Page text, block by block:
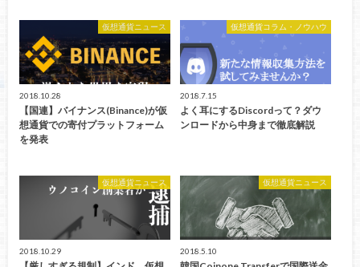
仮想通貨ニュース
2018.10.28
【国連】バイナンス(Binance)が仮
想通貨での寄付プラットフォーム
を発表
仮想通貨コラム・ノウハウ
2018.7.15
よく耳にするDiscordって？ダウ
ンロードから中身まで徹底解説
仮想通貨ニュース
2018.10.29
仮想通貨ニュース
2018.5.10